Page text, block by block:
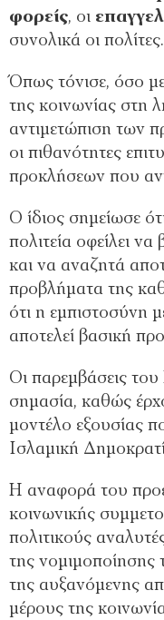
φορείς, οι
συνολικά οι πολίτες.
Όπως τόνισε, όσο
της κοινωνίας στη
αντιμετώπιση των
οι πιθανότητες
προκλήσεων που
Ο ίδιος σημείωσε
πολιτεία οφείλει να
και να αναζητά
προβλήματα της
ότι η εμπιστοσύνη
αποτελεί βασική
Οι παρεμβάσεις του
σημασία, καθώς
μοντέλο εξουσίας
Ισλαμική
Η αναφορά του
κοινωνικής
πολιτικούς
της νομιμοποίησης
της αυξανόμενης
μέρους της